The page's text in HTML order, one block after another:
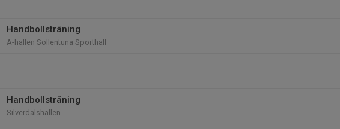
Handbollsträning
A-hallen Sollentuna Sporthall
Handbollsträning
Silverdalshallen